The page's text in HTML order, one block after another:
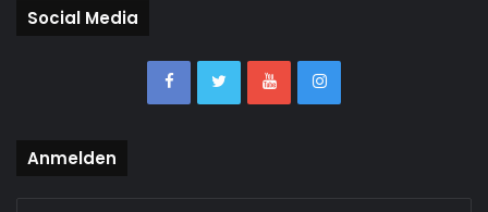
Social Media
Anmelden